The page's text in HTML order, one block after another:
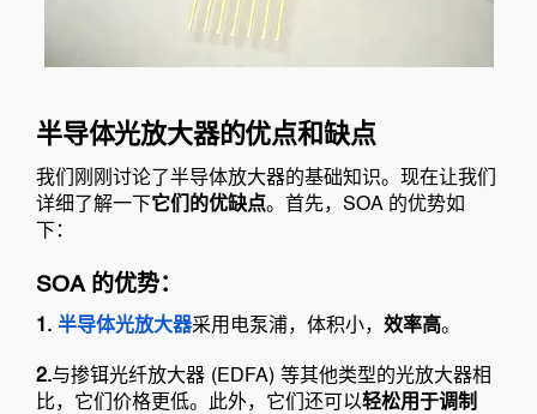
半导体光放大器的优点和缺点
我们刚刚讨论了半导体放大器的基础知识。现在让我们
详细了解一下它们的优缺点。首先，SOA 的优势如
下：
SOA 的优势：
1. 半导体光放大器采用电泵浦，体积小， 效率高。
2.与掺铒光纤放大器 (EDFA) 等其他类型的光放大器相
比，它们价格更低。此外，它们还可以轻松用于调制